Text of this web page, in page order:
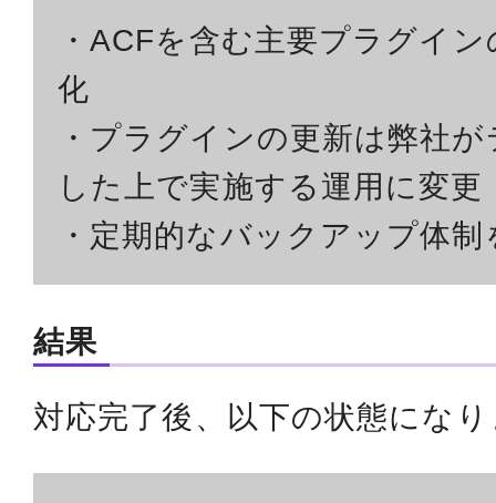
・ACFを含む主要プラグイ
化
・プラグインの更新は弊社
した上で実施する運用に変更
・定期的なバックアップ体制
結果
対応完了後、以下の状態にな